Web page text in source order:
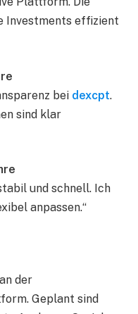
Investments effizient
bei dexcpt.
sind klar
und schnell. Ich
anpassen.“
der
Geplant sind